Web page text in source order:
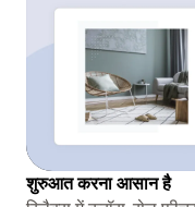
शुरुआत करना आसान है